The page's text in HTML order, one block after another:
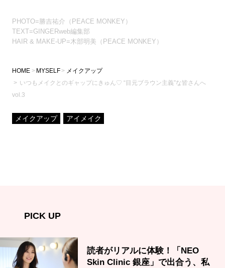
PHOTO=勝吉祐介（PEACE MONKEY）
TEXT=GINGERweb編集部
HAIR & MAKE-UP=木部明美（PEACE MONKEY）
HOME MYSELF
メイクアップ
いつもメイクとのギャップにきゅん♡ “目元ブラウン主義”な皆さんへ
vol.3
メイクアップ アイメイク
PICK UP
読者がリアルに体験！「NEO
Skin Clinic 銀座」で出合う、私